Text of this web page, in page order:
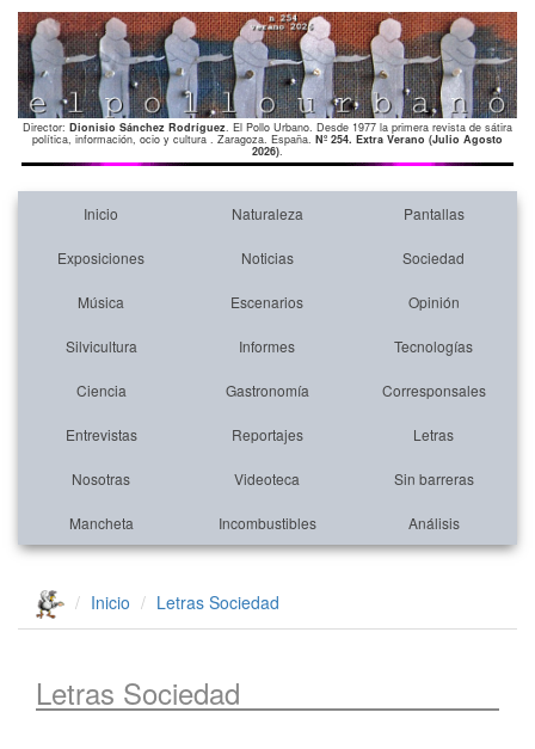
Director: Dionisio Sánchez Rodríguez. El Pollo Urbano. Desde 1977 la primera revista de sátira
política, información, ocio y cultura . Zaragoza. España. Nº 254. Extra Verano (Julio Agosto
2026).
Inicio Naturaleza Pantallas
Exposiciones Noticias Sociedad
Música Escenarios Opinión
Silvicultura Informes Tecnologías
Ciencia Gastronomía Corresponsales
Entrevistas Reportajes Letras
Nosotras Videoteca Sin barreras
Mancheta Incombustibles Análisis
Inicio Letras Sociedad
Letras Sociedad